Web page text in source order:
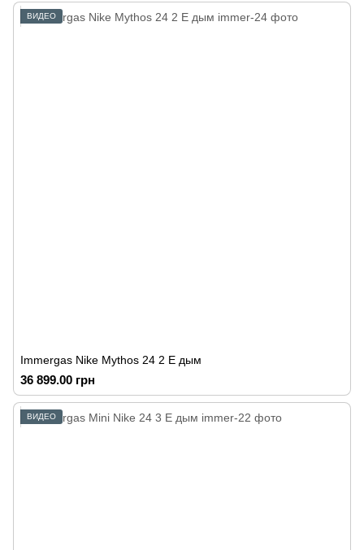
ВИДЕО
Immergas Nike Mythos 24 2 E дым
36 899.00 грн
ВИДЕО